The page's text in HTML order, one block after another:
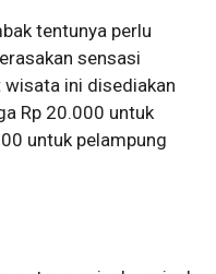
tentunya perlu
sensasi
ini disediakan
Rp 20.000 untuk
untuk pelampung